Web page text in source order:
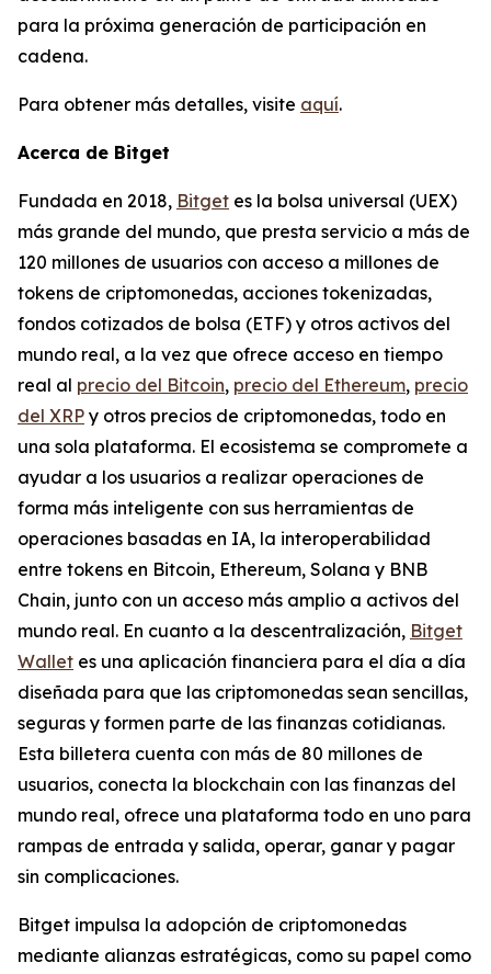
para la próxima generación de participación en
cadena.
Para obtener más detalles, visite aquí.
Acerca de Bitget
Fundada en 2018, Bitget es la bolsa universal (UEX)
más grande del mundo, que presta servicio a más de
120 millones de usuarios con acceso a millones de
tokens de criptomonedas, acciones tokenizadas,
fondos cotizados de bolsa (ETF) y otros activos del
mundo real, a la vez que ofrece acceso en tiempo
real al precio del Bitcoin, precio del Ethereum, precio
del XRP y otros precios de criptomonedas, todo en
una sola plataforma. El ecosistema se compromete a
ayudar a los usuarios a realizar operaciones de
forma más inteligente con sus herramientas de
operaciones basadas en IA, la interoperabilidad
entre tokens en Bitcoin, Ethereum, Solana y BNB
Chain, junto con un acceso más amplio a activos del
mundo real. En cuanto a la descentralización, Bitget
Wallet es una aplicación financiera para el día a día
diseñada para que las criptomonedas sean sencillas,
seguras y formen parte de las finanzas cotidianas.
Esta billetera cuenta con más de 80 millones de
usuarios, conecta la blockchain con las finanzas del
mundo real, ofrece una plataforma todo en uno para
rampas de entrada y salida, operar, ganar y pagar
sin complicaciones.
Bitget impulsa la adopción de criptomonedas
mediante alianzas estratégicas, como su papel como